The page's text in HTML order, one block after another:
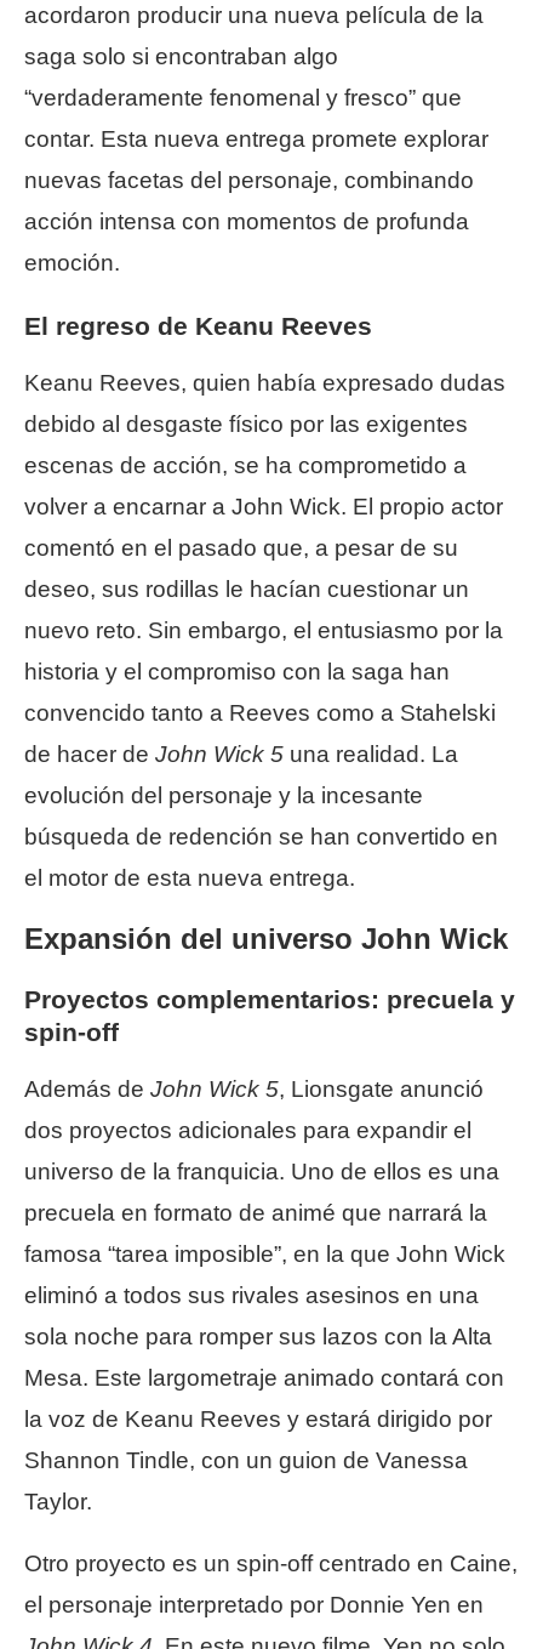
acordaron producir una nueva película de la
saga solo si encontraban algo
“verdaderamente fenomenal y fresco” que
contar. Esta nueva entrega promete explorar
nuevas facetas del personaje, combinando
acción intensa con momentos de profunda
emoción.
El regreso de Keanu Reeves
Keanu Reeves, quien había expresado dudas
debido al desgaste físico por las exigentes
escenas de acción, se ha comprometido a
volver a encarnar a John Wick. El propio actor
comentó en el pasado que, a pesar de su
deseo, sus rodillas le hacían cuestionar un
nuevo reto. Sin embargo, el entusiasmo por la
historia y el compromiso con la saga han
convencido tanto a Reeves como a Stahelski
de hacer de John Wick 5 una realidad. La
evolución del personaje y la incesante
búsqueda de redención se han convertido en
el motor de esta nueva entrega.
Expansión del universo John Wick
Proyectos complementarios: precuela y
spin-off
Además de John Wick 5, Lionsgate anunció
dos proyectos adicionales para expandir el
universo de la franquicia. Uno de ellos es una
precuela en formato de animé que narrará la
famosa “tarea imposible”, en la que John Wick
eliminó a todos sus rivales asesinos en una
sola noche para romper sus lazos con la Alta
Mesa. Este largometraje animado contará con
la voz de Keanu Reeves y estará dirigido por
Shannon Tindle, con un guion de Vanessa
Taylor.
Otro proyecto es un spin-off centrado en Caine,
el personaje interpretado por Donnie Yen en